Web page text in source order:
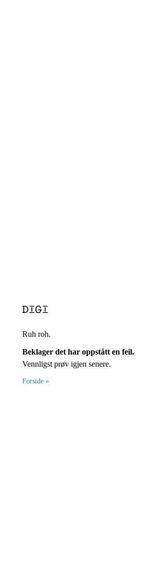
Ruh roh.
Beklager det har oppstått en feil.
Vennligst prøv igjen senere.
Forside »